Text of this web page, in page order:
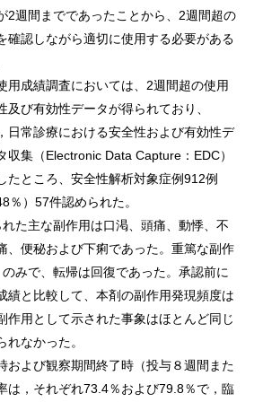
2週間までであったことから、2週間超の
確認しながら適切に使用する必要がある
用成績調査においては、2週間超の使用
び有効性データが得られており、
日常診療における安全性および有効性デ
収集（Electronic Data Capture：EDC）
たところ、安全性解析対象症例912例
％）57件認められた。
た主な副作用は口渇、頭痛、動悸、不
、便秘および下痢であった。重篤な副作
みで、転帰は回復であった。承認前に
績と比較して、本剤の副作用発現頻度は
作用として示された事象はほとんど同じ
なかった。
および観察期間終了時（投与８週間また
は，それぞれ73.4％および79.8％で，臨